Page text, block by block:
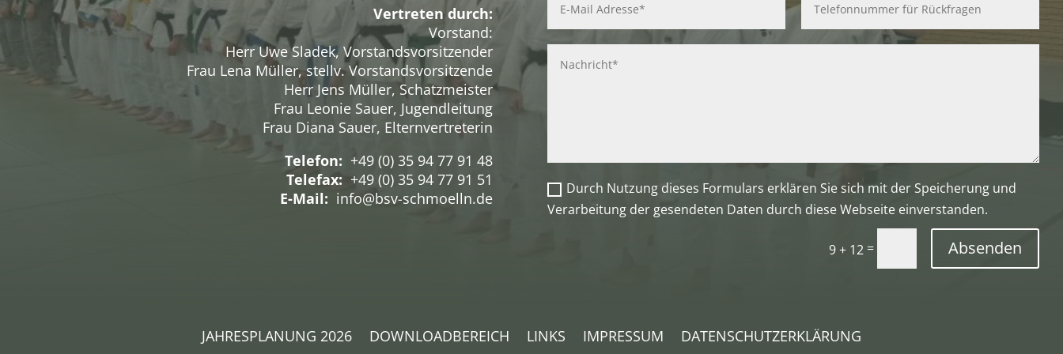
Vertreten durch:
Vorstand:
Herr Uwe Sladek, Vorstandsvorsitzender
Frau Lena Müller, stellv. Vorstandsvorsitzende
Herr Jens Müller, Schatzmeister
Frau Leonie Sauer, Jugendleitung
Frau Diana Sauer, Elternvertreterin
Telefon: +49 (0) 35 94 77 91 48
Telefax: +49 (0) 35 94 77 91 51
E-Mail: info@bsv-schmoelln.de
Durch Nutzung dieses Formulars erklären Sie sich mit der Speicherung und
Verarbeitung der gesendeten Daten durch diese Webseite einverstanden.
9 + 12 = Absenden
JAHRESPLANUNG 2026 DOWNLOADBEREICH LINKS IMPRESSUM DATENSCHUTZERKLÄRUNG